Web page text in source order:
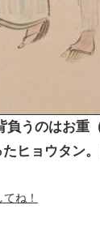
負うのはお重
ヒョウタン
ね！